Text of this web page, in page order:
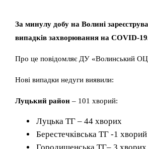
За минулу добу на Волині
випадків захворювання на COVID-
Про це повідомляє ДУ «Волинський
Нові випадки недуги виявили:
Луцький район – 101 хворий:
Луцька ТГ – 44 хворих
Берестечківська ТГ -1 хворий